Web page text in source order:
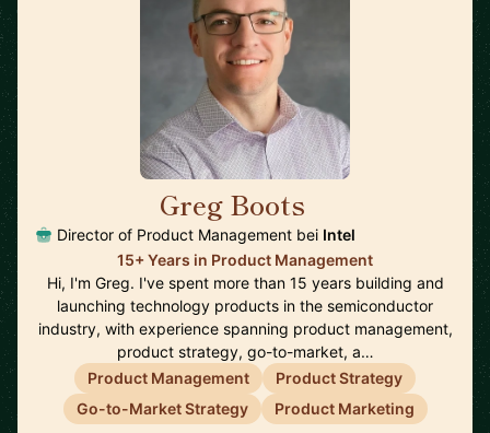
Greg Boots
Director of Product Management bei Intel
15+ Years in Product Management
Hi, I'm Greg. I've spent more than 15 years building and
launching technology products in the semiconductor
industry, with experience spanning product management,
product strategy, go-to-market, a…
Product Management
Product Strategy
Go-to-Market Strategy
Product Marketing